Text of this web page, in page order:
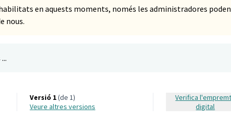
en aquests moments, només les administradores poden
nous.
Versió 1(de 1)
veure altres versions
Verifica l'empremta
digital